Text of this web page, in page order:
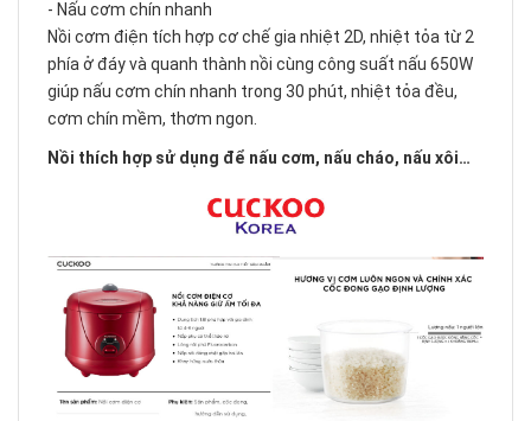
- Nấu cơm chín nhanh
Nồi cơm điện tích hợp cơ chế gia nhiệt 2D, nhiệt tỏa từ 2
phía ở đáy và quanh thành nồi cùng công suất nấu 650W
giúp nấu cơm chín nhanh trong 30 phút, nhiệt tỏa đều,
cơm chín mềm, thơm ngon.
Nồi thích hợp sử dụng để nấu cơm, nấu cháo, nấu xôi…